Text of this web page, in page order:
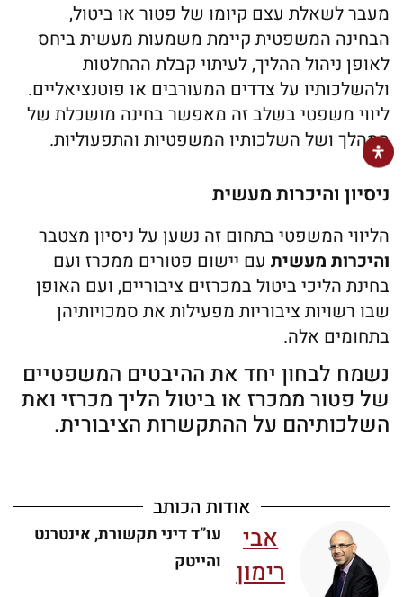
מעבר לשאלת עצם קיומו של פטור או ביטול,
הבחינה המשפטית קיימת משמעות מעשית ביחס
לאופן ניהול ההליך, לעיתוי קבלת ההחלטות
ולהשלכותיו על צדדים המעורבים או פוטנציאליים.
ליווי משפטי בשלב זה מאפשר בחינה מושכלת של
המהלך ושל השלכותיו המשפטיות והתפעוליות.
ניסיון והיכרות מעשית
הליווי המשפטי בתחום זה נשען על ניסיון מצטבר
והיכרות מעשית עם יישום פטורים ממכרז ועם
בחינת הליכי ביטול במכרזים ציבוריים, ועם האופן
שבו רשויות ציבוריות מפעילות את סמכויותיהן
בתחומים אלה.
נשמח לבחון יחד את ההיבטים המשפטיים
של פטור ממכרז או ביטול הליך מכרזי ואת
השלכותיהם על ההתקשרות הציבורית.
אודות הכותב
אבי
רימון
עו”ד דיני תקשורת, אינטרנט
והייטק